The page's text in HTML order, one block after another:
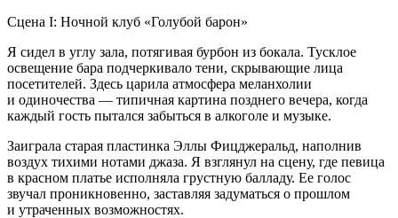
Сцена I: Ночной клуб «Голубой барон»
Я сидел в углу зала, потягивая бурбон из бокала. Тусклое
освещение бара подчеркивало тени, скрывающие лица
посетителей. Здесь царила атмосфера меланхолии
и одиночества — типичная картина позднего вечера, когда
каждый гость пытался забыться в алкоголе и музыке.
Заиграла старая пластинка Эллы Фицджеральд, наполнив
воздух тихими нотами джаза. Я взглянул на сцену, где певица
в красном платье исполняла грустную балладу. Ее голос
звучал проникновенно, заставляя задуматься о прошлом
и утраченных возможностях.